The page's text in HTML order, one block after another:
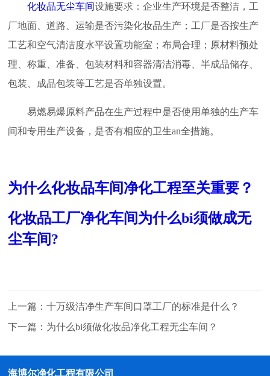
化妆品无尘车间设施要求：企业生产环境是否整洁，工
厂地面、道路、运输是否污染化妆品生产；工厂是否按生产
工艺和空气清洁度水平设置功能室；布局合理；原材料预处
理、称重、准备、包装材料和容器清洁消毒、半成品储存、
包装、成品包装等工艺是否单独设置。
易燃易爆原料产品在生产过程中是否使用单独的生产车
间和专用生产设备，是否有相应的卫生an全措施。
为什么化妆品车间净化工程至关重要？
化妆品工厂净化车间为什么bi须做成无
尘车间?
上一篇：十万级洁净生产车间口罩工厂的标准是什么？
下一篇： 为什么bi须做化妆品净化工程无尘车间？
海博尔净化工程有限公司